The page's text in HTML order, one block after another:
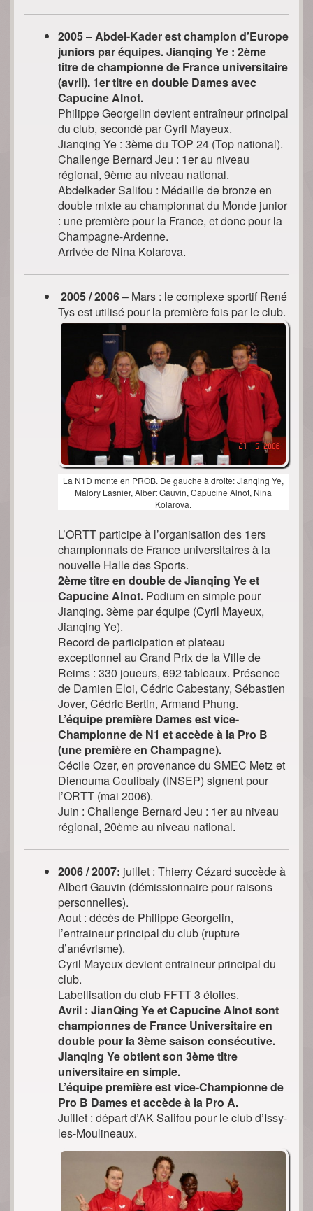
2005–Abdel-Kader est champion d’Europe
juniors par équipes. Jianqing Ye : 2ème
titre de championne de France universitaire
(avril). 1er titre en double Dames avec
Capucine Alnot.
Philippe Georgelin devient entraîneur principal
du club, secondé par Cyril Mayeux.
Jianqing Ye : 3ème du TOP 24 (Top national).
Challenge Bernard Jeu : 1er au niveau
régional, 9ème au niveau national.
Abdelkader Salifou : Médaille de bronze en
double mixte au championnat du Monde junior
: une première pour la France, et donc pour la
Champagne-Ardenne.
Arrivée de Nina Kolarova.
2005 / 2006– Mars : le complexe sportif René
Tys est utilisé pour la première fois par le club.
La N1D monte en PROB. De gauche à droite: Jianqing Ye,
Malory Lasnier, Albert Gauvin, Capucine Alnot, Nina
Kolarova.
L’ORTT participe à l’organisation des 1ers
championnats de France universitaires à la
nouvelle Halle des Sports.
2ème titre en double de Jianqing Ye et
Capucine Alnot. Podium en simple pour
Jianqing. 3ème par équipe (Cyril Mayeux,
Jianqing Ye).
Record de participation et plateau
exceptionnel au Grand Prix de la Ville de
Reims : 330 joueurs, 692 tableaux. Présence
de Damien Eloi, Cédric Cabestany, Sébastien
Jover, Cédric Bertin, Armand Phung.
L’équipe première Dames est vice-
Championne de N1 et accède à la Pro B
(une première en Champagne).
Cécile Ozer, en provenance du SMEC Metz et
Dienouma Coulibaly (INSEP) signent pour
l’ORTT (mai 2006).
Juin : Challenge Bernard Jeu : 1er au niveau
régional, 20ème au niveau national.
2006 / 2007: juillet : Thierry Cézard succède à
Albert Gauvin (démissionnaire pour raisons
personnelles).
Aout : décès de Philippe Georgelin,
l’entraineur principal du club (rupture
d’anévrisme).
Cyril Mayeux devient entraineur principal du
club.
Labellisation du club FFTT 3 étoiles.
Avril : JianQing Ye et Capucine Alnot sont
championnes de France Universitaire en
double pour la 3ème saison consécutive.
Jianqing Ye obtient son 3ème titre
universitaire en simple.
L’équipe première est vice-Championne de
Pro B Dames et accède à la Pro A.
Juillet : départ d’AK Salifou pour le club d’Issy-
les-Moulineaux.